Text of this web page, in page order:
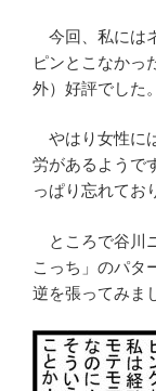
今回、私には
ピンとこなかっ
外）好評でした。
やはり女性に
労があるようで
っぱり忘れてお
ところで谷川
こっち」のパタ
逆を張ってみま